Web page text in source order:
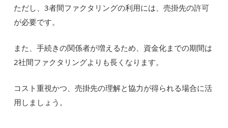
ただし、3者間ファクタリングの利用には、売掛先の許可
が必要です。
また、手続きの関係者が増えるため、資金化までの期間は
2社間ファクタリングよりも長くなります。
コスト重視かつ、売掛先の理解と協力が得られる場合に活
用しましょう。